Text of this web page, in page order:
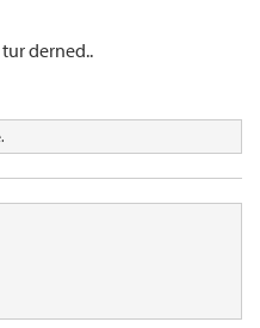
derned..